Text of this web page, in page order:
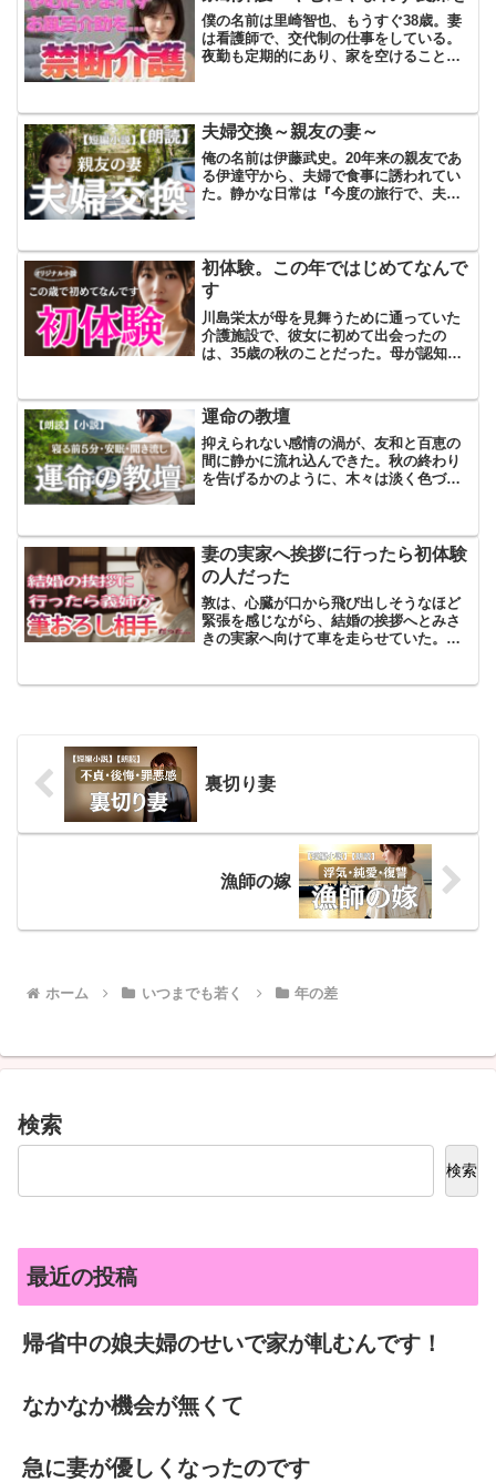
僕の名前は里崎智也、もうすぐ38歳。妻
は看護師で、交代制の仕事をしている。
夜勤も定期的にあり、家を空けることが
近、家の雰囲気が少しずつ変わるきっか
けができた。その理由は...
夫婦交換～親友の妻～
俺の名前は伊藤武史。20年来の親友であ
る伊達守から、夫婦で食事に誘われてい
た。静かな日常は『今度の旅行で、夫婦
史は、慎重に言葉を選ん...
初体験。この年ではじめてなんで
す
川島栄太が母を見舞うために通っていた
介護施設で、彼女に初めて出会ったの
は、35歳の秋のことだった。母が認知症
一人で育ててくれた母を預けることへの
後ろめたさに胸が痛む一方...
運命の教壇
抑えられない感情の渦が、友和と百恵の
間に静かに流れ込んできた。秋の終わり
を告げるかのように、木々は淡く色づ
百恵は、隣に座る旧友、友和との再会に
心を躍らせていた。彼らの関...
妻の実家へ挨拶に行ったら初体験
の人だった
敦は、心臓が口から飛び出しそうなほど
緊張を感じながら、結婚の挨拶へとみさ
きの実家へ向けて車を走らせていた。こ
胸を満たし、鼓動は戦いの前夜の太鼓の
裏切り妻
漁師の嫁
ホーム いつまでも若く 年の差
検索
検索
最近の投稿
帰省中の娘夫婦のせいで家が軋むんです！
なかなか機会が無くて
急に妻が優しくなったのです